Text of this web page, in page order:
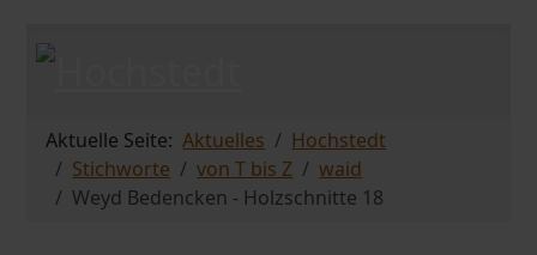
Aktuelle Seite:Aktuelles
Hochstedt
Stichworte
von T bis Z
waid
Weyd Bedencken - Holzschnitte 18